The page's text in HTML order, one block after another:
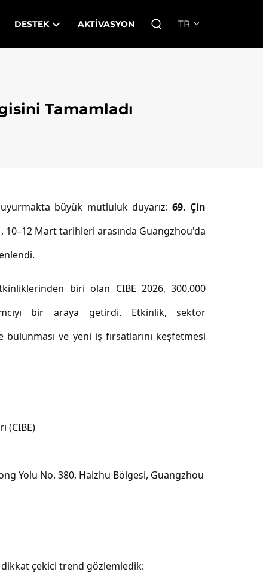
DESTEK AKTIVASYON TR
Tamamladı
duyurmakta büyük mutluluk duyarız:69. Çin
, 10–12 Mart tarihleri arasında Guangzhou'da
biri olan CIBE 2026, 300.000
bir araya getirdi. Etkinlik, sektör
ve yeni iş fırsatlarını keşfetmesi
(CIBE)
Yolu No. 380, Haizhu Bölgesi, Guangzhou
çekici trend gözlemledik: